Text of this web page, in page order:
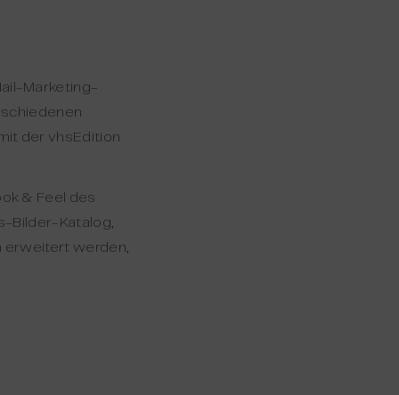
Marketing-
der vhsEdition
& Feel des
Bilder-Katalog,
erweitert werden,